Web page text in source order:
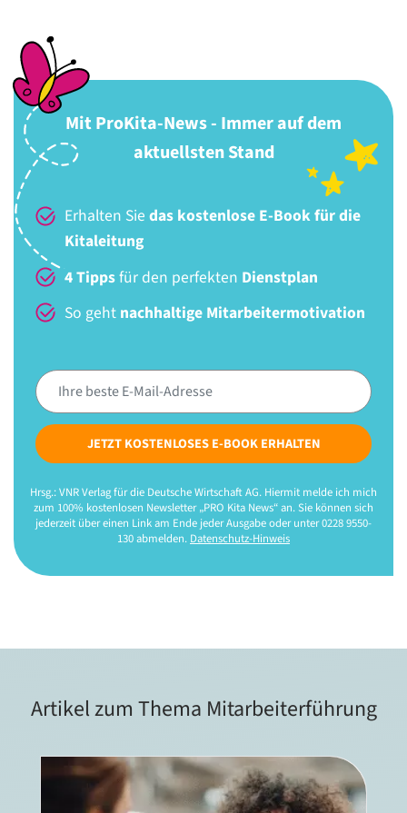
Mit ProKita-News - Immer auf dem
aktuellsten Stand
Erhalten Sie das kostenlose E-Book für die
Kitaleitung
4 Tippsfür den perfekten Dienstplan
So geht nachhaltige Mitarbeitermotivation
JETZT KOSTENLOSES E-BOOK ERHALTEN
Hrsg.: VNR Verlag für die Deutsche Wirtschaft AG. Hiermit melde ich mich
zum 100% kostenlosen Newsletter „PRO Kita News“ an. Sie können sich
jederzeit über einen Link am Ende jeder Ausgabe oder unter 0228 9550-
130 abmelden. Datenschutz-Hinweis
Artikel zum Thema Mitarbeiterführung